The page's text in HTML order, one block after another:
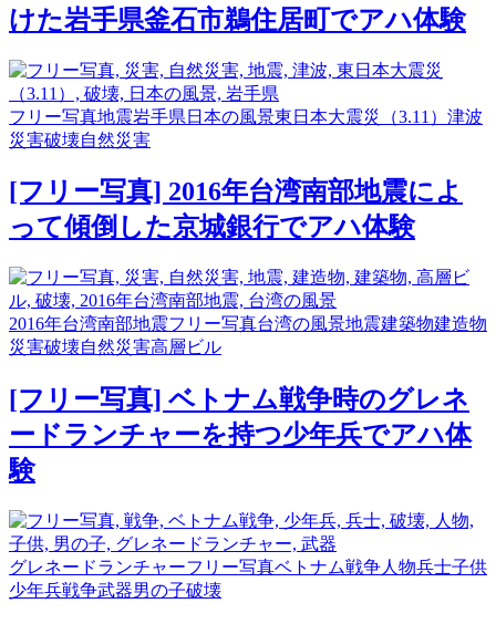
けた岩手県釜石市鵜住居町でアハ体験
フリー写真地震岩手県 日本の風景東日本大震災（3.11） 津波
災害破壊自然災害
[フリー写真] 2016年台湾南部地震によ
って傾倒した京城銀行でアハ体験
2016年台湾南部地震フリー写真台湾の風景地震建築物建造物
災害破壊自然災害高層ビル
[フリー写真] ベトナム戦争時のグレネ
ードランチャーを持つ少年兵でアハ体
験
グレネードランチャーフリー写真ベトナム戦争人物兵士子供
少年兵戦争武器男の子破壊